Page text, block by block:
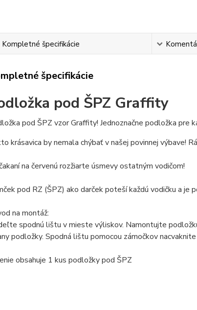
Kompletné špecifikácie
špecifikácie
pod ŠPZ Graffity
pod ŠPZ vzor Graffity! Jednoznačne podložka pre
krásavica by nemala chýbať v našej povinnej výbave!
na červenú rozžiarte úsmevy ostatným vodičom!
pod RZ (ŠPZ) ako darček poteší každú vodičku a je
na montáž:
spodnú lištu v mieste výliskov. Namontujte
podložky. Spodná lištu pomocou zámočkov
obsahuje 1 kus podložky pod ŠPZ